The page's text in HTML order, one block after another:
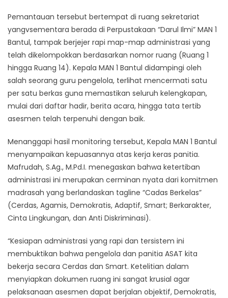
Pemantauan tersebut bertempat di ruang sekretariat
yangvsementara berada di Perpustakaan “Darul Ilmi” MAN 1
Bantul, tampak berjejer rapi map-map administrasi yang
telah dikelompokkan berdasarkan nomor ruang (Ruang 1
hingga Ruang 14). Kepala MAN 1 Bantul didampingi oleh
salah seorang guru pengelola, terlihat mencermati satu
per satu berkas guna memastikan seluruh kelengkapan,
mulai dari daftar hadir, berita acara, hingga tata tertib
asesmen telah terpenuhi dengan baik.​
Menanggapi hasil monitoring tersebut, Kepala MAN 1 Bantul
menyampaikan kepuasannya atas kerja keras panitia.
Mafrudah, S.Ag., M.Pd.I. menegaskan bahwa ketertiban
administrasi ini merupakan cerminan nyata dari komitmen
madrasah yang berlandaskan tagline “Cadas Berkelas”
(Cerdas, Agamis, Demokratis, Adaptif, Smart; Berkarakter,
Cinta Lingkungan, dan Anti Diskriminasi).​
“Kesiapan administrasi yang rapi dan tersistem ini
membuktikan bahwa pengelola dan panitia ASAT kita
bekerja secara Cerdas dan Smart. Ketelitian dalam
menyiapkan dokumen ruang ini sangat krusial agar
pelaksanaan asesmen dapat berjalan objektif, Demokratis,